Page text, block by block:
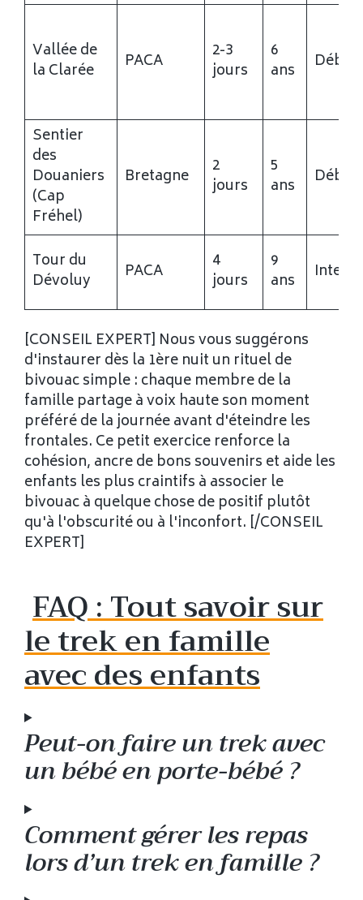
Vallée de
la Clarée
PACA
2-3
jours
6
ans
Sentier
des
Douaniers
(Cap
Fréhel)
Bretagne
2
jours
5
ans
Tour du
Dévoluy
PACA
4
jours
9
ans
[CONSEIL EXPERT] Nous vous suggérons
d'instaurer dès la 1ère nuit un rituel de
bivouac simple : chaque membre de la
famille partage à voix haute son moment
préféré de la journée avant d'éteindre les
frontales. Ce petit exercice renforce la
cohésion, ancre de bons souvenirs et aide les
enfants les plus craintifs à associer le
bivouac à quelque chose de positif plutôt
qu'à l'obscurité ou à l'inconfort. [/CONSEIL
EXPERT]
FAQ : Tout savoir sur
le trek en famille
avec des enfants
Peut-on faire un trek avec
un bébé en porte-bébé ?
Comment gérer les repas
lors d’un trek en famille ?